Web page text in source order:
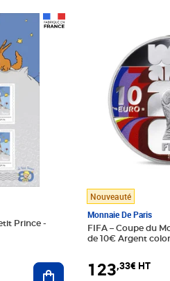
Prince -
Ajouter au panier
Nouveauté
Monnaie De Paris
FIFA – Coupe du
de 10€ Argent
123,33€ HT